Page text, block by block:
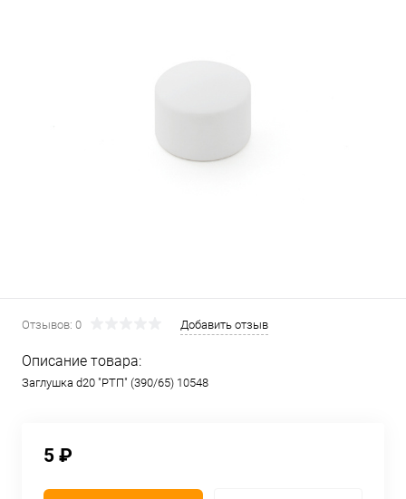
Отзывов: 0 Добавить отзыв
Описание товара:
Заглушка d20 "РТП" (390/65) 10548
5 ₽